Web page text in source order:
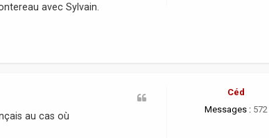
avec Sylvain.
Céd
Messages : 572
au cas où